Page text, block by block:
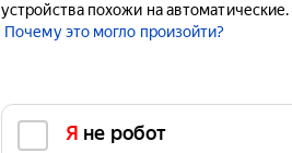
устройства похожи на автоматические.
Почему это могло произойти?
Я не робот